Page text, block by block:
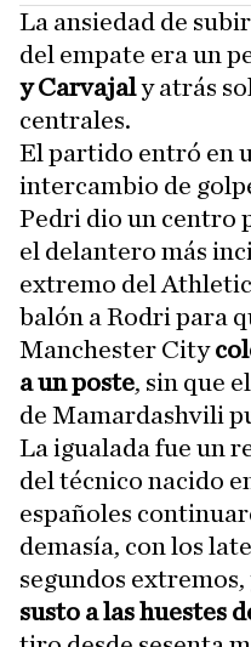
La ansiedad de
del empate era un
y Carvajaly atrás
centrales.
El partido entró en
intercambio de
Pedri dio un centro
el delantero más
extremo del
balón a Rodri para
Manchester City
a un poste, sin que
de Mamardashvili
La igualada fue un
del técnico nacido
españoles
demasía, con los
segundos extremos,
susto a las huestes